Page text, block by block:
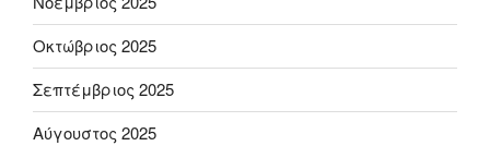
Οκτώβριος 2025
Σεπτέμβριος 2025
Αύγουστος 2025